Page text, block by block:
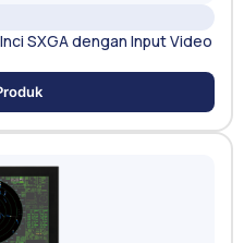
SXGA dengan Input Video